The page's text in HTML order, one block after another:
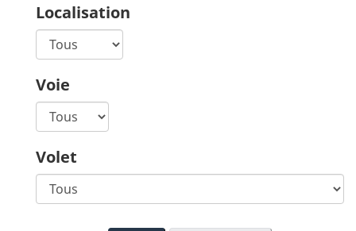
Localisation
Voie
Volet